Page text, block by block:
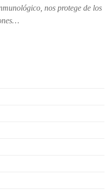
nos protege de los